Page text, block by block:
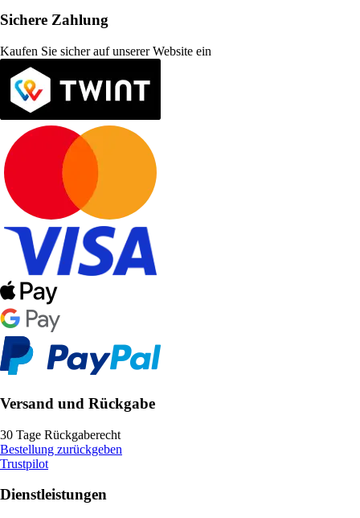
Sichere Zahlung
Kaufen Sie sicher auf unserer Website ein
Versand und Rückgabe
30 Tage Rückgaberecht
Bestellung zurückgeben
Trustpilot
Dienstleistungen